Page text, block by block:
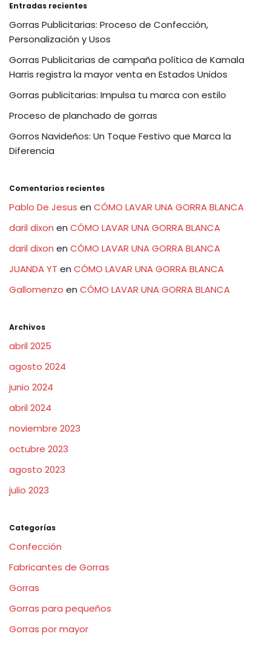
Entradas recientes
Gorras Publicitarias: Proceso de Confección,
Personalización y Usos
Gorras Publicitarias de campaña política de Kamala
Harris registra la mayor venta en Estados Unidos
Gorras publicitarias: Impulsa tu marca con estilo
Proceso de planchado de gorras
Gorros Navideños: Un Toque Festivo que Marca la
Diferencia
Comentarios recientes
Pablo De Jesus en CÓMO LAVAR UNA GORRA BLANCA
daril dixon en CÓMO LAVAR UNA GORRA BLANCA
daril dixon en CÓMO LAVAR UNA GORRA BLANCA
JUANDA YT en CÓMO LAVAR UNA GORRA BLANCA
Gallomenzo en CÓMO LAVAR UNA GORRA BLANCA
Archivos
abril 2025
agosto 2024
junio 2024
abril 2024
noviembre 2023
octubre 2023
agosto 2023
julio 2023
Categorías
Confección
Fabricantes de Gorras
Gorras
Gorras para pequeños
Gorras por mayor